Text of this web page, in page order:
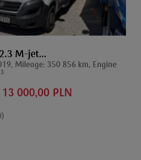
M-jet...
Mileage: 350 856 km, Engine
3
13 000,00 PLN